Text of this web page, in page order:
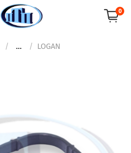
0
... LOGAN